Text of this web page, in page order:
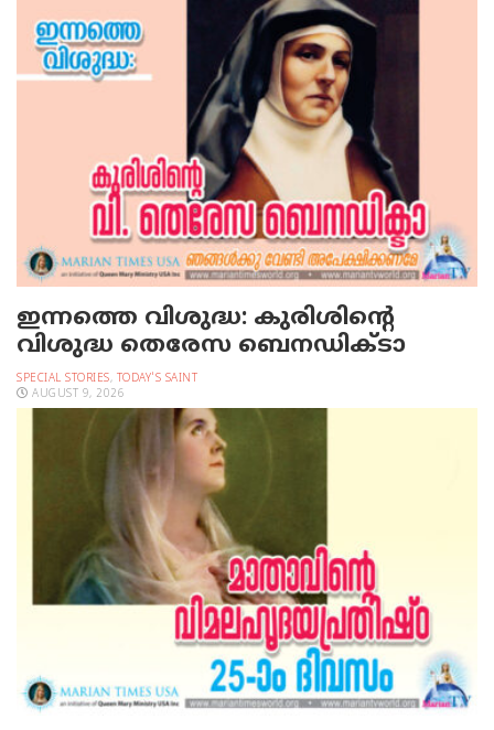
ഇന്നത്തെ വിശുദ്ധ: കുരിശിന്റെ
വിശുദ്ധ തെരേസ ബെനഡിക്ടാ
SPECIAL STORIES, TODAY'S SAINT
AUGUST 9, 2026